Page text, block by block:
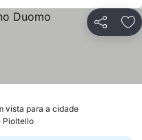
Partilhar
vista para a cidadeVer preços
Pioltello